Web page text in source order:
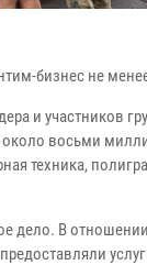
бизнес не
и участников
восьми
техника,
дело. В